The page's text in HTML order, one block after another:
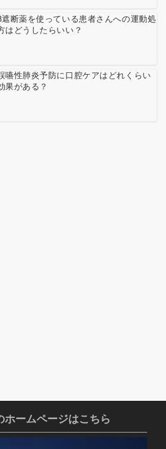
遮断薬を使っている患者さんへの運動処
はどうしたらいい？
嚥性肺炎予防に口腔ケアはどれくらい
果がある？
ームページはこちら